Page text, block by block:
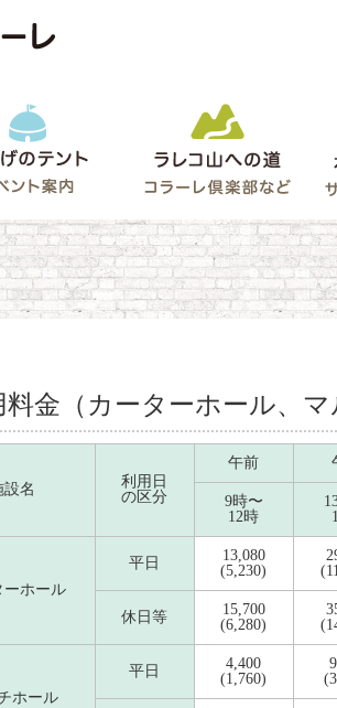
ト ラレ
料金（カーターホール、マ
設名
利用日
の区分
午前
9時〜
12時
ーホール
平日
13,080
(5,230)
休日等
15,700
(6,280)
ホール
平日
4,400
(1,760)